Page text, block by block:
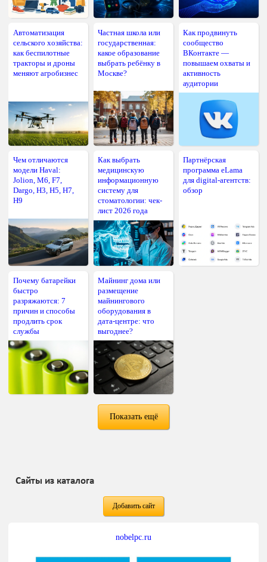
Автоматизация
сельского хозяйства:
как беспилотные
тракторы и дроны
меняют агробизнес
Частная школа или
государственная:
какое образование
выбрать ребёнку в
Москве?
Как продвинуть
сообщество
ВКонтакте —
повышаем охваты и
активность
аудитории
Чем отличаются
модели Haval:
Jolion, M6, F7,
Dargo, H3, H5, H7,
H9
Как выбрать
медицинскую
информационную
систему для
стоматологии: чек-
лист 2026 года
Партнёрская
программа eLama
для digital-агентств:
обзор
Почему батарейки
быстро
разряжаются: 7
причин и способы
продлить срок
службы
Майнинг дома или
размещение
майнингового
оборудования в
дата-центре: что
выгоднее?
Показать ещё
Сайты из каталога
Добавить сайт
nobelpc.ru